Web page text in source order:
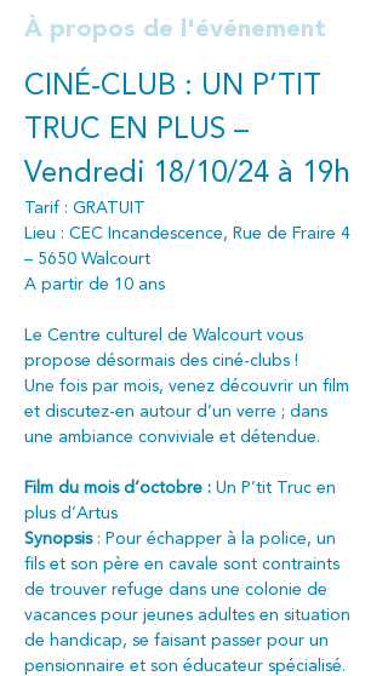
À propos de l'événement
CINÉ-CLUB : UN P’TIT
TRUC EN PLUS –
Vendredi 18/10/24 à 19h
Tarif : GRATUIT
Lieu : CEC Incandescence, Rue de Fraire 4
– 5650 Walcourt
A partir de 10 ans
Le Centre culturel de Walcourt vous
propose désormais des ciné-clubs !
Une fois par mois, venez découvrir un film
et discutez-en autour d’un verre ; dans
une ambiance conviviale et détendue.
Film du mois d’octobre : Un P’tit Truc en
plus d’Artus
Synopsis : Pour échapper à la police, un
fils et son père en cavale sont contraints
de trouver refuge dans une colonie de
vacances pour jeunes adultes en situation
de handicap, se faisant passer pour un
pensionnaire et son éducateur spécialisé.